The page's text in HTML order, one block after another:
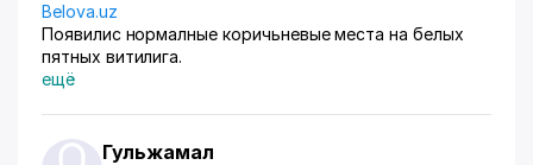
Belova.uz
Появилис нормалные коричьневые места на белых
пятных витилига.
ещё
Гульжамал